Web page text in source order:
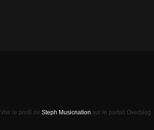
Voir le profil de Steph Musicnation sur le portail Overblog